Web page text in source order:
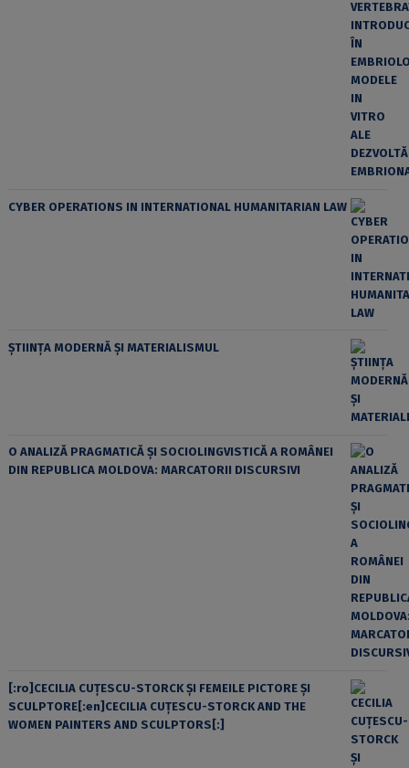
CYBER OPERATIONS IN INTERNATIONAL HUMANITARIAN LAW
ȘTIINȚA MODERNĂ ȘI MATERIALISMUL
O ANALIZĂ PRAGMATICĂ ȘI SOCIOLINGVISTICĂ A ROMÂNEI
DIN REPUBLICA MOLDOVA: MARCATORII DISCURSIVI
[:ro]CECILIA CUŢESCU-STORCK ŞI FEMEILE PICTORE ŞI
SCULPTORE[:en]CECILIA CUŢESCU-STORCK AND THE
WOMEN PAINTERS AND SCULPTORS[:]